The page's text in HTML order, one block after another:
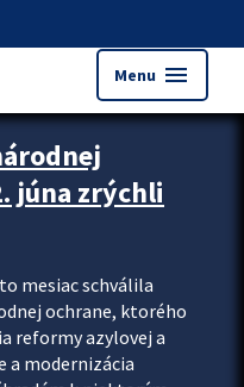
Menu menu
júna zrýchli
mesiac schválila
ochrane, ktorého
reformy azylovej a
a modernizácia